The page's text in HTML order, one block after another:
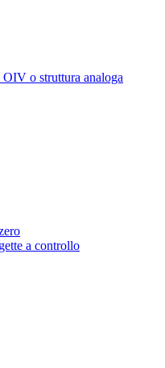
o struttura analoga
a controllo